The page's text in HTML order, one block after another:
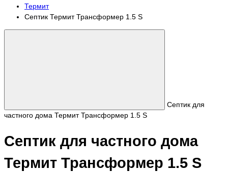
Термит
Септик Термит Трансформер 1.5 S
Септик для
частного дома Термит Трансформер 1.5 S
Септик для частного дома
Термит Трансформер 1.5 S